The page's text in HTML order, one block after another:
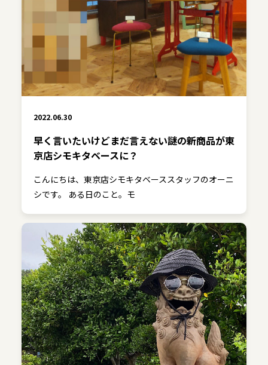
2022.06.30
早く言いたいけどまだ言えない謎の新商品が東
京店シモキタベースに？
こんにちは、東京店シモキタベーススタッフのオーニ
シです。 ある日のこと。モ